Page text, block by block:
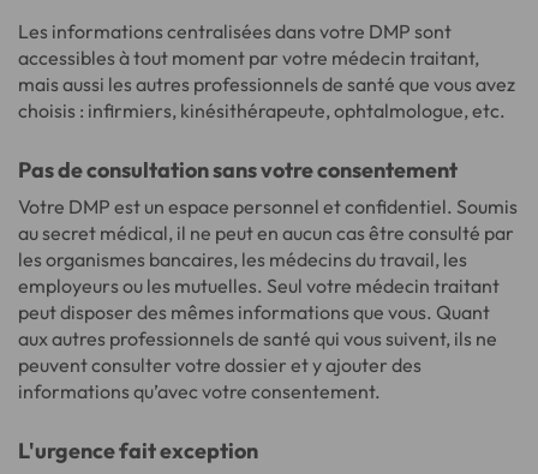
Les informations centralisées dans votre DMP sont
accessibles à tout moment par votre médecin traitant,
mais aussi les autres professionnels de santé que vous avez
choisis : infirmiers, kinésithérapeute, ophtalmologue, etc.
Pas de consultation sans votre consentement
Votre DMP est un espace personnel et confidentiel. Soumis
au secret médical, il ne peut en aucun cas être consulté par
les organismes bancaires, les médecins du travail, les
employeurs ou les mutuelles. Seul votre médecin traitant
peut disposer des mêmes informations que vous. Quant
aux autres professionnels de santé qui vous suivent, ils ne
peuvent consulter votre dossier et y ajouter des
informations qu’avec votre consentement.
L'urgence fait exception